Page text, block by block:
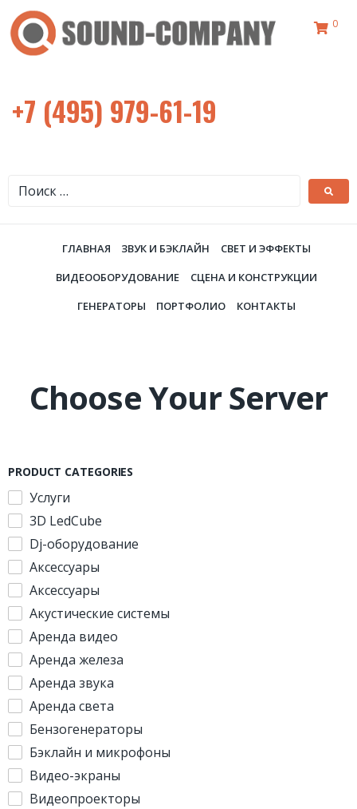
0
+7 (495) 979-61-19
ГЛАВНАЯ ЗВУК И БЭКЛАЙН
СВЕТ И ЭФФЕКТЫ
ВИДЕООБОРУДОВАНИЕ
СЦЕНА И КОНСТРУКЦИИ
ГЕНЕРАТОРЫ
ПОРТФОЛИО КОНТАКТЫ
Choose Your Server
PRODUCT CATEGORIES
Услуги
3D LedCube
Dj-оборудование
Аксессуары
Аксессуары
Акустические системы
Аренда видео
Аренда железа
Аренда звука
Аренда света
Бензогенераторы
Бэклайн и микрофоны
Видео-экраны
Видеопроекторы